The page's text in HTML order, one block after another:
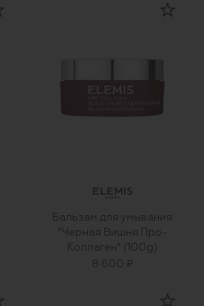
Бальзам для умывания
"Черная Вишня Про-
Коллаген" (100g)
8 600 ₽